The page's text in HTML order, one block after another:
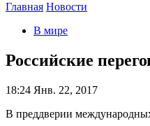
Главная Новости
В мире
Российские
18:24 Янв. 22, 2017
В преддверии